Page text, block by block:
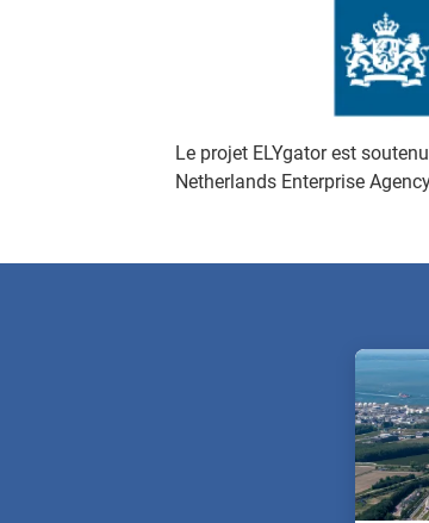
Le projet ELYgator est
Netherlands Enterprise